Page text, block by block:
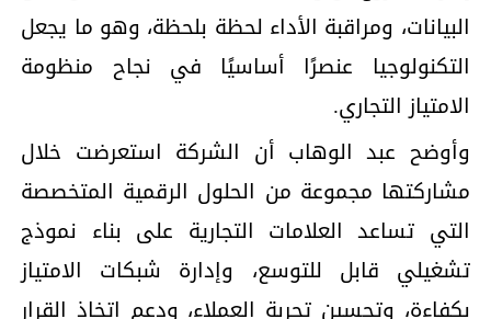
البيانات، ومراقبة الأداء لحظة بلحظة، وهو ما يجعل
التكنولوجيا عنصرًا أساسيًا في نجاح منظومة
الامتياز التجاري.
وأوضح عبد الوهاب أن الشركة استعرضت خلال
مشاركتها مجموعة من الحلول الرقمية المتخصصة
التي تساعد العلامات التجارية على بناء نموذج
تشغيلي قابل للتوسع، وإدارة شبكات الامتياز
بكفاءة، وتحسين تجربة العملاء، ودعم اتخاذ القرار